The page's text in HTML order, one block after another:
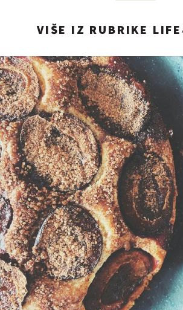
VIŠE IZ RUBRIKE